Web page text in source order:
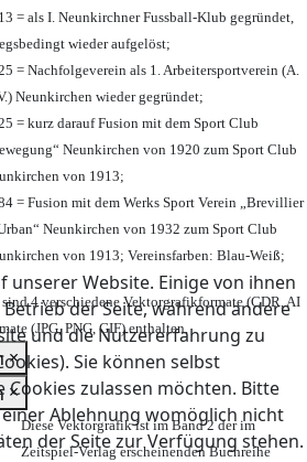
unserer Website. Einige von ihnen
der Seite, während andere
und die Nutzererfahrung zu
Sie können selbst
Cookies zulassen möchten. Bitte
einer Ablehnung womöglich nicht
der Seite zur Verfügung stehen.
= als I. Neunkirchner Fussball-Klub gegründet,
wieder aufgelöst;
= Nachfolgeverein als 1. Arbeitersportverein (A.
Neunkirchen wieder gegründet;
= kurz darauf Fusion mit dem Sport Club
Neunkirchen von 1920 zum Sport Club
von 1913;
= Fusion mit dem Werks Sport Verein „Brevillier
Neunkirchen von 1932 zum Sport Club
von 1913; Vereinsfarben: Blau-Weiß;
4 verschiedene Vektorgrafikformate (CDR, AI
(JPG, PNG, GIF) enthalten.
×
×
Diese Vektorgrafik ist im Band 2 der im
Zeitspiel-Verlag erscheinenden Buchreihe